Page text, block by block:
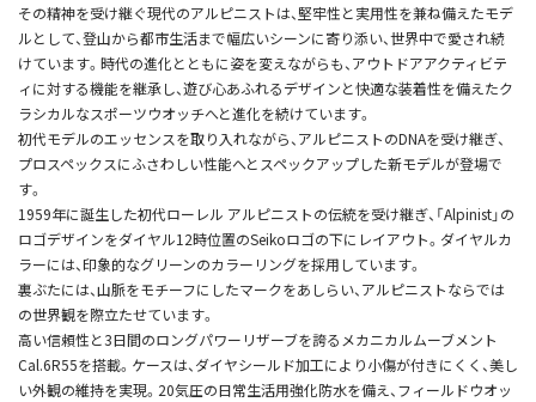
その精神を受け継ぐ現代のアルピニストは、堅牢性と実用性を兼ね備えたモデ
ルとして、登山から都市生活まで幅広いシーンに寄り添い、世界中で愛され続
けています。時代の進化とともに姿を変えながらも、アウトドアアクティビテ
ィに対する機能を継承し、遊び心あふれるデザインと快適な装着性を備えたク
ラシカルなスポーツウオッチへと進化を続けています。
初代モデルのエッセンスを取り入れながら、アルピニストのDNAを受け継ぎ、
プロスペックスにふさわしい性能へとスペックアップした新モデルが登場で
す。
1959年に誕生した初代ローレル アルピニストの伝統を受け継ぎ、「Alpinist」の
ロゴデザインをダイヤル12時位置のSeikoロゴの下にレイアウト。ダイヤルカ
ラーには、印象的なグリーンのカラーリングを採用しています。
裏ぶたには、山脈をモチーフにしたマークをあしらい、アルピニストならでは
の世界観を際立たせています。
高い信頼性と3日間のロングパワーリザーブを誇るメカニカルムーブメント
Cal.6R55を搭載。ケースは、ダイヤシールド加工により小傷が付きにくく、美し
い外観の維持を実現。20気圧の日常生活用強化防水を備え、フィールドウオッ